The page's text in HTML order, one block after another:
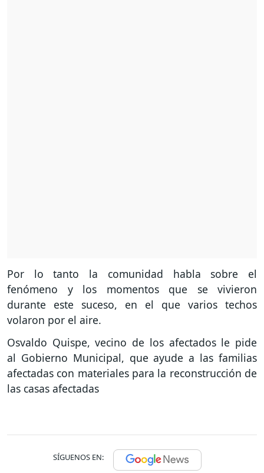
Por lo tanto la comunidad habla sobre el
fenómeno y los momentos que se vivieron
durante este suceso, en el que varios techos
volaron por el aire.
Osvaldo Quispe, vecino de los afectados le pide
al Gobierno Municipal, que ayude a las familias
afectadas con materiales para la reconstrucción de
las casas afectadas
SÍGUENOS EN: